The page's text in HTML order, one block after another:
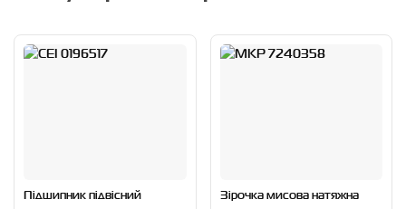
Підшипник підвісний Зірочка мисова натяжна